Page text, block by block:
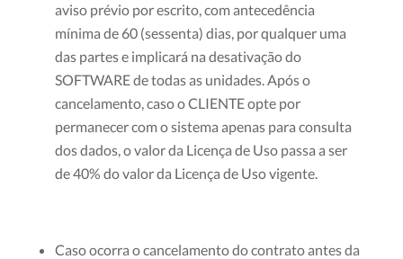
aviso prévio por escrito, com antecedência
mínima de 60 (sessenta) dias, por qualquer uma
das partes e implicará na desativação do
SOFTWARE de todas as unidades. Após o
cancelamento, caso o CLIENTE opte por
permanecer com o sistema apenas para consulta
dos dados, o valor da Licença de Uso passa a ser
de 40% do valor da Licença de Uso vigente.
Caso ocorra o cancelamento do contrato antes da